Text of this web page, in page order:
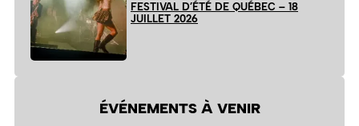
FESTIVAL D’ÉTÉ DE QUÉBEC – 18
JUILLET 2026
ÉVÉNEMENTS À VENIR